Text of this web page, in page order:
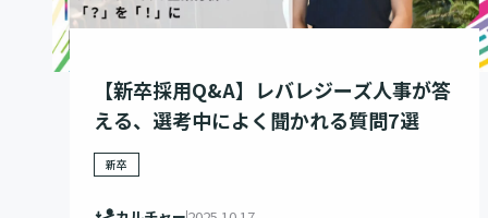
【新卒採用Q&A】レバレジーズ人事が答
える、選考中によく聞かれる質問7選
新卒